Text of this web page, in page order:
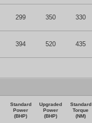
299 350 330
394 520 435
Standard
Power
(BHP)
Upgraded
Power
(BHP)
Standard
Torque
(NM)